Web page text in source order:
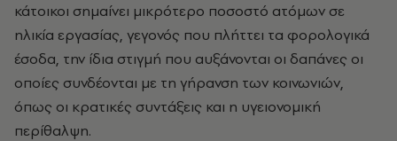
κάτοικοι σημαίνει μικρότερο ποσοστό ατόμων σε
ηλικία εργασίας, γεγονός που πλήττει τα φορολογικά
έσοδα, την ίδια στιγμή που αυξάνονται οι δαπάνες οι
οποίες συνδέονται με τη γήρανση των κοινωνιών,
όπως οι κρατικές συντάξεις και η υγειονομική
περίθαλψη.